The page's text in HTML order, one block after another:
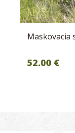
Maskovacia
52.00 €